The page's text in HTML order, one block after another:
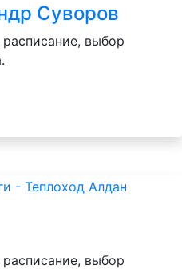
Суворов
выбор
выбор